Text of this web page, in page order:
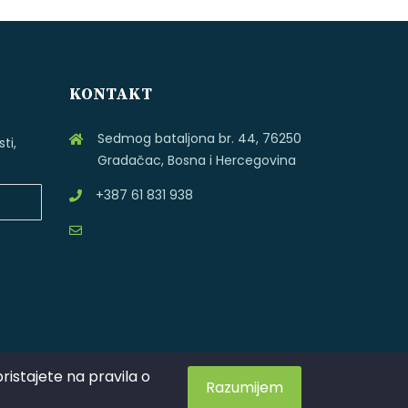
KONTAKT
Sedmog bataljona br. 44, 76250
Gradačac, Bosna i Hercegovina
+387 61 831 938
na pravila o
Razumijem